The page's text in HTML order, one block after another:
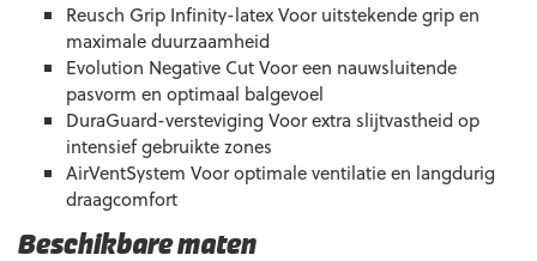
Reusch Grip Infinity-latex Voor uitstekende grip en
maximale duurzaamheid
Evolution Negative Cut Voor een nauwsluitende
pasvorm en optimaal balgevoel
DuraGuard-versteviging Voor extra slijtvastheid op
intensief gebruikte zones
AirVentSystem Voor optimale ventilatie en langdurig
draagcomfort
Beschikbare maten